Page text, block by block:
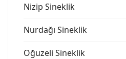
Nizip Sineklik
Nurdağı Sineklik
Oğuzeli Sineklik